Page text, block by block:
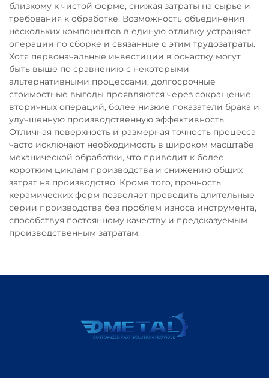
близкому к чистой форме, снижая затраты на сырье и
требования к обработке. Возможность объединения
нескольких компонентов в единую отливку устраняет
операции по сборке и связанные с этим трудозатраты.
Хотя первоначальные инвестиции в оснастку могут
быть выше по сравнению с некоторыми
альтернативными процессами, долгосрочные
стоимостные выгоды проявляются через сокращение
вторичных операций, более низкие показатели брака и
улучшенную производственную эффективность.
Отличная поверхность и размерная точность процесса
часто исключают необходимость в широком масштабе
механической обработки, что приводит к более
коротким циклам производства и снижению общих
затрат на производство. Кроме того, прочность
керамических форм позволяет проводить длительные
серии производства без проблем износа инструмента,
способствуя постоянному качеству и предсказуемым
производственным затратам.